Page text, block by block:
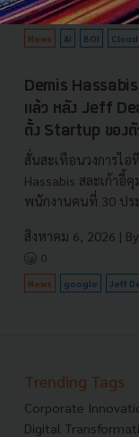
0
News AI BOI Cloud
Demis
แล้ว หลัง Jeff
ตั้ง Startup ของตั
สั่นสะเทือนวงการไ
Hassabis สละเก้าอี้
พนักงานคนที่ 30 ปร
สิงหาคม 6, 2026 | By
0
News google Jeff
Trending Tags
Corporate
Digital